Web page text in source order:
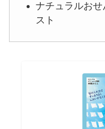
ナチュラルお
スト